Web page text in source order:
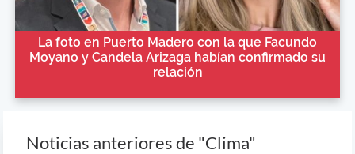
La foto en Puerto Madero con la que Facundo
Moyano y Candela Arizaga habían confirmado su
relación
Noticias anteriores de "Clima"